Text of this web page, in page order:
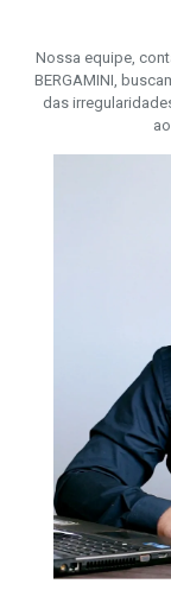
Nossa equipe,
BERGAMINI,
das